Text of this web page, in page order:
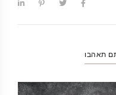
תאהבו